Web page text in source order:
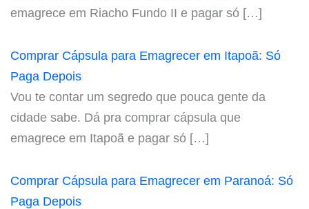
emagrece em Riacho Fundo II e pagar só […]
Comprar Cápsula para Emagrecer em Itapoã: Só
Paga Depois
Vou te contar um segredo que pouca gente da
cidade sabe. Dá pra comprar cápsula que
emagrece em Itapoã e pagar só […]
Comprar Cápsula para Emagrecer em Paranoá: Só
Paga Depois